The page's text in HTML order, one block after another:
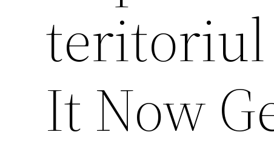
teritoriul
It Now